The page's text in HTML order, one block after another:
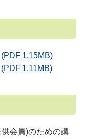
1.15MB)
1.11MB)
会員)のための講